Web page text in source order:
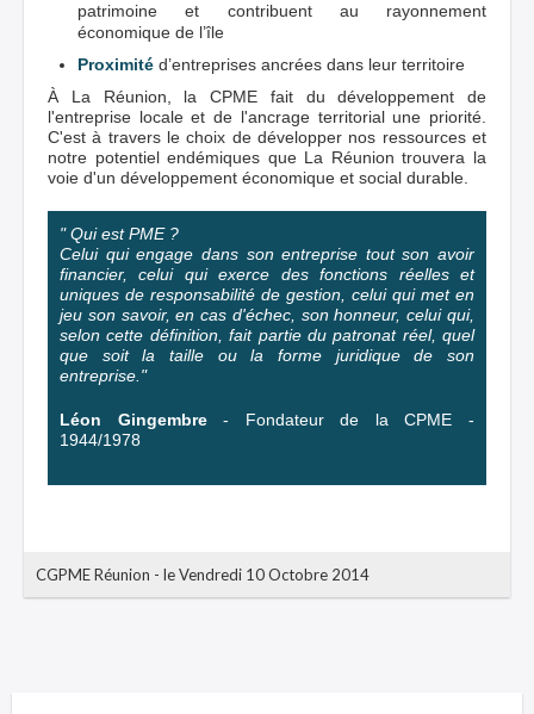
patrimoine et contribuent au rayonnement
économique de l’île
Proximité d’entreprises ancrées dans leur territoire
À La Réunion, la CPME fait du développement de
l'entreprise locale et de l'ancrage territorial une priorité.
C'est à travers le choix de développer nos ressources et
notre potentiel endémiques que La Réunion trouvera la
voie d'un développement économique et social durable.
" Qui est PME ?
Celui qui engage dans son entreprise tout son avoir
financier, celui qui exerce des fonctions réelles et
uniques de responsabilité de gestion, celui qui met en
jeu son savoir, en cas d'échec, son honneur, celui qui,
selon cette définition, fait partie du patronat réel, quel
que soit la taille ou la forme juridique de son
entreprise."
Léon Gingembre- Fondateur de la CPME -
1944/1978
CGPME Réunion - le Vendredi 10 Octobre 2014